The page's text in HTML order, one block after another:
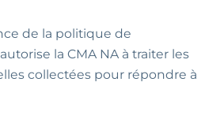
de la politique de
la CMA NA à traiter les
collectées pour répondre à